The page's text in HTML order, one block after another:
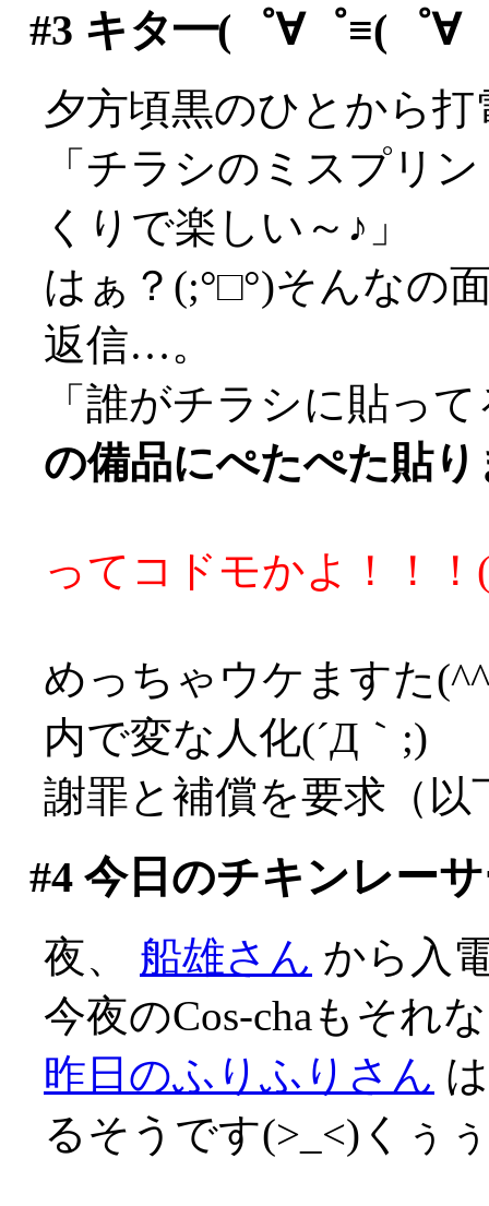
#3 キタ━(゜∀゜≡(゜∀
夕方頃黒のひとから打
「チラシのミスプリ
くりで楽しい～♪」
はぁ？(;°□°)そんなの
返信…。
「誰がチラシに貼っ
の備品にぺたぺた貼
ってコドモかよ！！
めっちゃウケますた
内で変な人化(´Д｀;)
謝罪と補償を要求（以
#4今日のチキンレー
夜、 船雄さん から入
今夜のCos-chaもそれ
昨日のふりふりさん
るそうです(>_<)くぅ